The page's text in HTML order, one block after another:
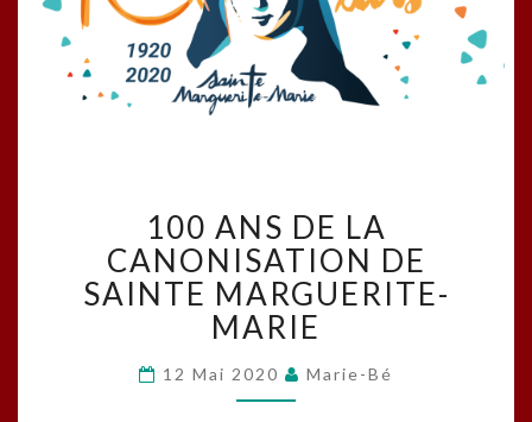
ANS
DE
LA
CANONISATION
DE
MARGUERITE-
MARIE
100 ANS DE LA
CANONISATION DE
SAINTE MARGUERITE-
MARIE
12 Mai 2020 Marie-Bé